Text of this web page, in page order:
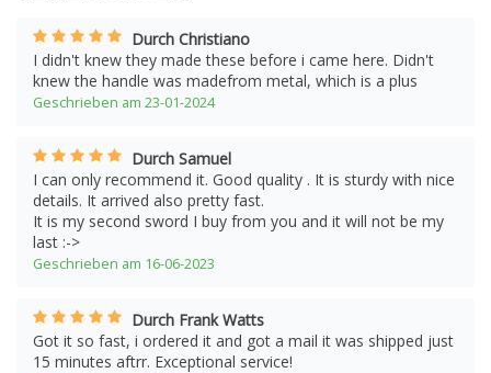
Durch Christiano
I didn't knew they made these before i came here. Didn't
knew the handle was madefrom metal, which is a plus
Geschrieben am 23-01-2024
Durch Samuel
I can only recommend it. Good quality . It is sturdy with nice
details. It arrived also pretty fast.
It is my second sword I buy from you and it will not be my
last :->
Geschrieben am 16-06-2023
Durch Frank Watts
Got it so fast, i ordered it and got a mail it was shipped just
15 minutes aftrr. Exceptional service!